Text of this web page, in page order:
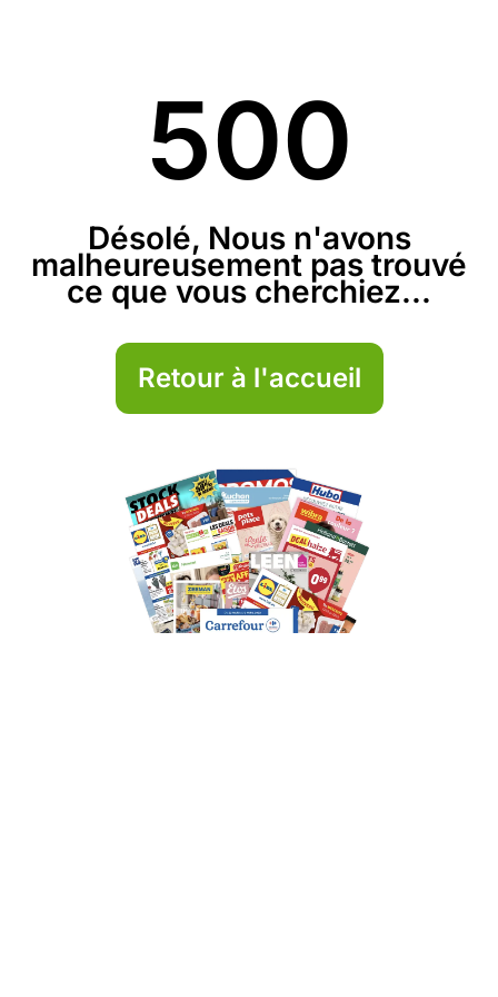
500
Désolé, Nous n'avons
malheureusement pas trouvé
ce que vous cherchiez...
Retour à l'accueil